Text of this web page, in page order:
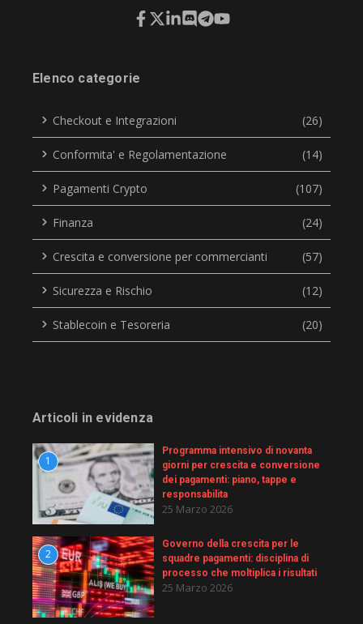
Elenco categorie
Checkout e Integrazioni (26)
Conformita' e Regolamentazione (14)
Pagamenti Crypto (107)
Finanza (24)
Crescita e conversione per commercianti (57)
Sicurezza e Rischio (12)
Stablecoin e Tesoreria (20)
Articoli in evidenza
1
Programma intensivo di novanta
giorni per crescita e conversione
dei pagamenti: piano, tappe e
responsabilita
25 Marzo 2026
2
Governo della crescita per le
squadre pagamenti: disciplina di
processo che moltiplica i risultati
25 Marzo 2026